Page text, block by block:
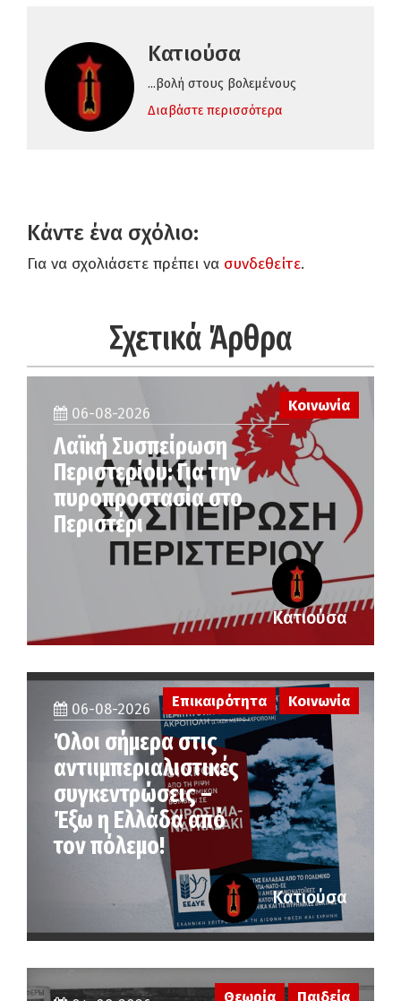
Κατιούσα
...βολή στους βολεμένους
Διαβάστε περισσότερα
Κάντε ένα σχόλιο:
Για να σχολιάσετε πρέπει να συνδεθείτε.
Σχετικά Άρθρα
Κοινωνία
06-08-2026
Λαϊκή Συσπείρωση
Περιστερίου: Για την
πυροπροστασία στο
Περιστέρι
Κατιούσα
06-08-2026
Όλοι σήμερα στις
αντιιμπεριαλιστικές
συγκεντρώσεις –
Έξω η Ελλάδα από
τον πόλεμο!
Επικαιρότητα Κοινωνία
Κατιούσα
Θεωρία Παιδεία